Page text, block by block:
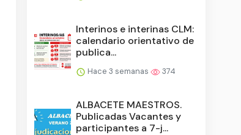
Interinos e interinas CLM:
calendario orientativo de
publica...
Hace 3 semanas 374
ALBACETE MAESTROS.
Publicadas Vacantes y
participantes a 7-j...